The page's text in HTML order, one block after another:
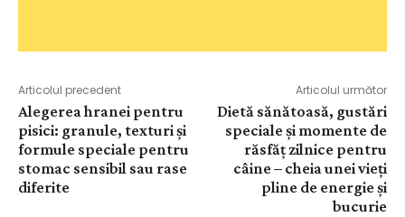
Articolul precedent
Alegerea hranei pentru
pisici: granule, texturi și
formule speciale pentru
stomac sensibil sau rase
diferite
Articolul următor
Dietă sănătoasă, gustări
speciale și momente de
răsfăț zilnice pentru
câine – cheia unei vieți
pline de energie și
bucurie